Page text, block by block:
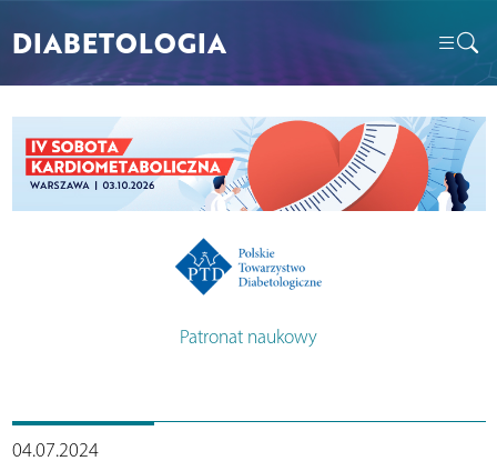
DIABETOLOGIA
Patronat naukowy
04.07.2024